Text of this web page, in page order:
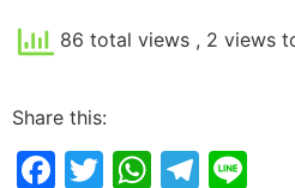
86 total views , 2 views
Share this:
Facebook
Twitter